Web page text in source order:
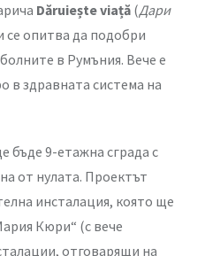
Dăruiește viață (Дари
се опитва да подобри
в Румъния. Вече е
в здравната система на
бъде 9-етажна сграда с
от нулата. Проектът
инсталация, която ще
Кюри“ (с вече
отговарящи на